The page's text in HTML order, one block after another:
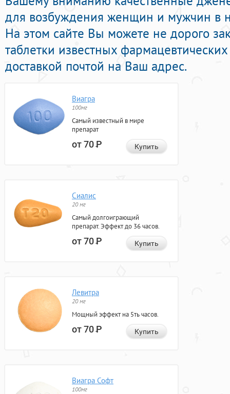
для возбуждения женщин и мужчин в
На этом сайте Вы можете не дорого
таблетки известных
доставкой почтой на Ваш адрес.
Виагра
100мг
Самый известный в мире
препарат
от 70Р Купить
Сиалис
20 мг
Самый долгоиграющий
препарат. Эффект до 36 часов.
от 70Р Купить
Левитра
20 мг
Мощный эффект на 5ть часов.
от 70Р Купить
Виагра Софт
100мг